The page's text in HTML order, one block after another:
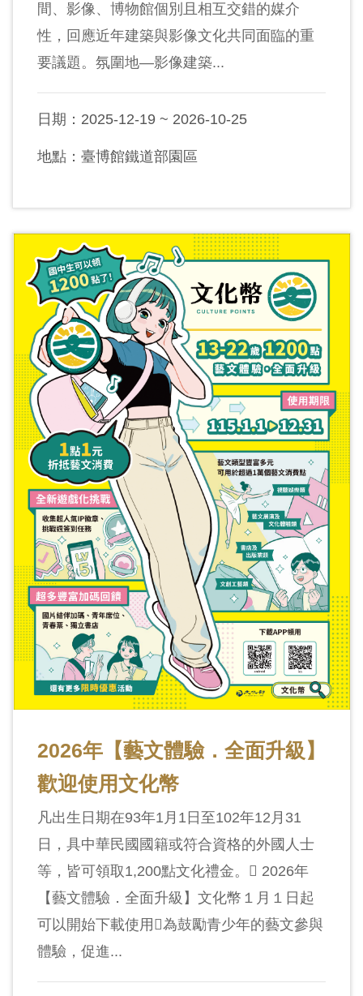
間、影像、博物館個別且相互交錯的媒介
性，回應近年建築與影像文化共同面臨的重
要議題。氛圍地—影像建築...
日期：2025-12-19 ~ 2026-10-25
地點：臺博館鐵道部園區
2026年【藝文體驗．全面升級】
歡迎使用文化幣
凡出生日期在93年1月1日至102年12月31
日，具中華民國國籍或符合資格的外國人士
等，皆可領取1,200點文化禮金。 2026年
【藝文體驗．全面升級】文化幣１月１日起
可以開始下載使用為鼓勵青少年的藝文參與
體驗，促進...